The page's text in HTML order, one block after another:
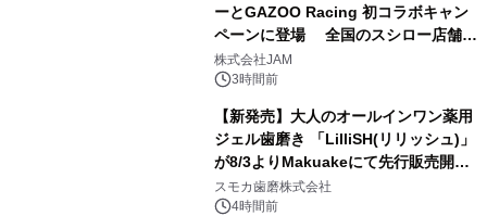
ーとGAZOO Racing 初コラボキャン
ペーンに登場 全国のスシロー店舗で
GR 4車種の FUNBOO(ミニカー)付き
メニューが展開されます
株式会社JAM
3時間前
【新発売】大人のオールインワン薬用
ジェル歯磨き 「LilliSH(リリッシュ)」
が8/3よりMakuakeにて先行販売開
始！
スモカ歯磨株式会社
4時間前